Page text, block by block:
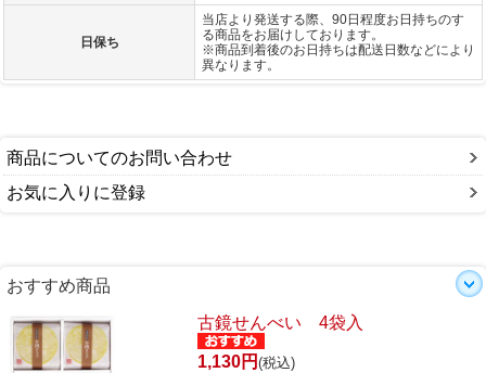
日保ち
当店より発送する際、90日程度お日持ちのす
る商品をお届けしております。
※商品到着後のお日持ちは配送日数などにより
異なります。
商品についてのお問い合わせ
お気に入りに登録
おすすめ商品
古鏡せんべい 4袋入
1,130円 (税込)